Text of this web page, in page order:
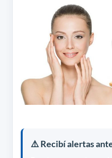
⚠️ Recibí alertas